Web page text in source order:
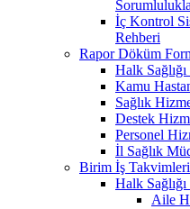
İç Kontrol
Rehberi
Rapor Döküm
Halk
Kamu
Sağlık
Destek
Personel
İl Sağlık
Birim İş Takvimleri
Halk
Aile